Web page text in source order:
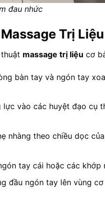
đau nhức
Trị
massage trị liệu cơ
bàn tay và ngón tay
lực vào các huyệt đạo cụ
nhàng theo chiều dọc
tay cái hoặc các
đầu ngón tay lên vùng